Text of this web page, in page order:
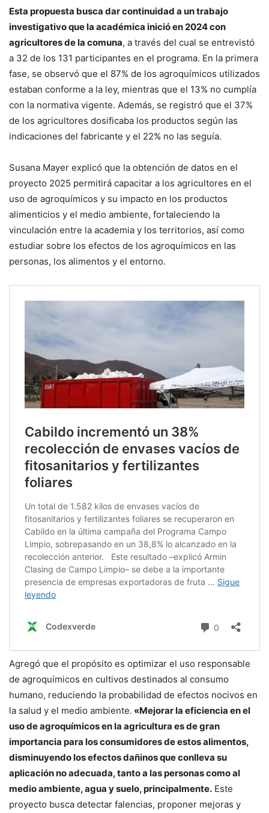
Esta propuesta busca dar continuidad a un trabajo
investigativo que la académica inició en 2024 con
agricultores de la comuna, a través del cual se entrevistó
a 32 de los 131 participantes en el programa. En la primera
fase, se observó que el 87% de los agroquímicos utilizados
estaban conforme a la ley, mientras que el 13% no cumplía
con la normativa vigente. Además, se registró que el 37%
de los agricultores dosificaba los productos según las
indicaciones del fabricante y el 22% no las seguía.
Susana Mayer explicó que la obtención de datos en el
proyecto 2025 permitirá capacitar a los agricultores en el
uso de agroquímicos y su impacto en los productos
alimenticios y el medio ambiente, fortaleciendo la
vinculación entre la academia y los territorios, así como
estudiar sobre los efectos de los agroquímicos en las
personas, los alimentos y el entorno.
Agregó que el propósito es optimizar el uso responsable
de agroquímicos en cultivos destinados al consumo
humano, reduciendo la probabilidad de efectos nocivos en
la salud y el medio ambiente. «Mejorar la eficiencia en el
uso de agroquímicos en la agricultura es de gran
importancia para los consumidores de estos alimentos,
disminuyendo los efectos dañinos que conlleva su
aplicación no adecuada, tanto a las personas como al
medio ambiente, agua y suelo, principalmente. Este
proyecto busca detectar falencias, proponer mejoras y